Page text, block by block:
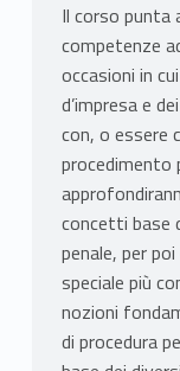
Il corso punta
competenze
occasioni in
d’impresa e
con, o essere
procedimento
concetti base
penale, per
speciale più
nozioni
di procedura